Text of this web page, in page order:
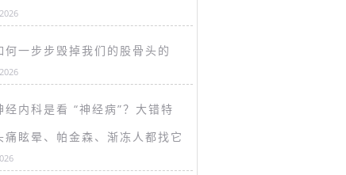
何一步步毁掉我们的股骨头的
经内科是看 “神经病”？大错特
痛眩晕、帕金森、渐冻人都找它